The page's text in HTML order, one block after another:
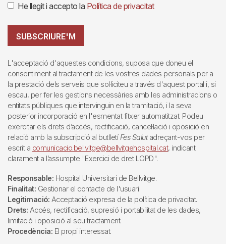
He llegit i accepto la Política de privacitat
SUBSCRIURE'M
L'acceptació d'aquestes condicions, suposa que doneu el
consentiment al tractament de les vostres dades personals per a
la prestació dels serveis que sol·liciteu a través d'aquest portal i, si
escau, per fer les gestions necessàries amb les administracions o
entitats públiques que intervinguin en la tramitació, i la seva
posterior incorporació en l'esmentat fitxer automatitzat. Podeu
exercitar els drets d’accés, rectificació, cancel·lació i oposició en
relació amb la subscripció al butlletí Fes Salutadreçant-vos per
escrit a comunicacio.bellvitge@bellvitgehospital.cat, indicant
clarament a l’assumpte "Exercici de dret LOPD".
Responsable: Hospital Universitari de Bellvitge.
Finalitat: Gestionar el contacte de l'usuari
Legitimació: Acceptació expresa de la política de privacitat.
Drets: Accés, rectificació, supresió i portabilitat de les dades,
limitació i oposició al seu tractament.
Procedència: El propi interessat.